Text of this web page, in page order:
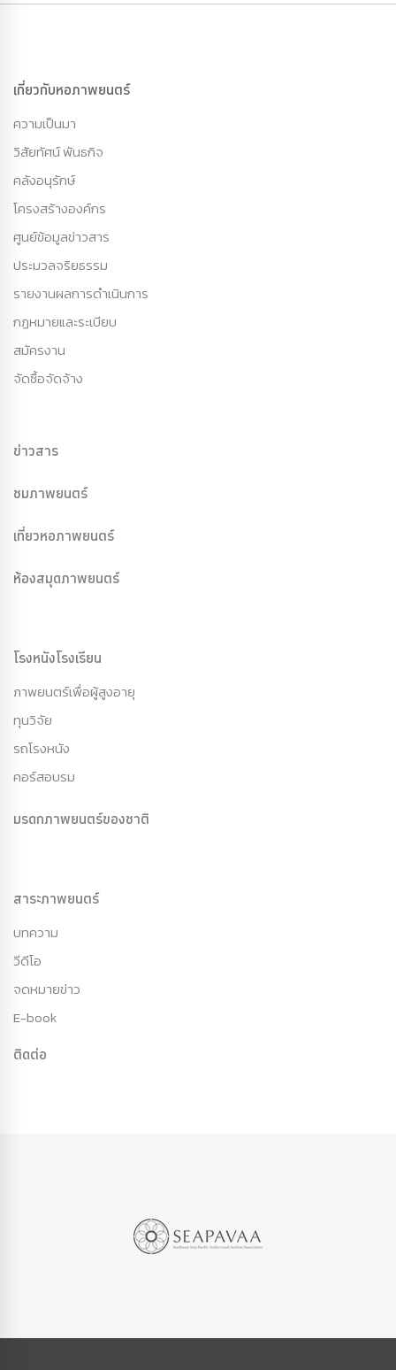
เกี่ยวกับหอภาพยนตร์
ความเป็นมา
วิสัยทัศน์ พันธกิจ
คลังอนุรักษ์
โครงสร้างองค์กร
ศูนย์ข้อมูลข่าวสาร
ประมวลจริยธรรม
รายงานผลการดำเนินการ
กฏหมายและระเบียบ
สมัครงาน
จัดซื้อจัดจ้าง
ข่าวสาร
ชมภาพยนตร์
เที่ยวหอภาพยนตร์
ห้องสมุดภาพยนตร์
โรงหนังโรงเรียน
ภาพยนตร์เพื่อผู้สูงอายุ
ทุนวิจัย
รถโรงหนัง
คอร์สอบรม
มรดกภาพยนตร์ของชาติ
สาระภาพยนตร์
บทความ
วีดีโอ
จดหมายข่าว
E-book
ติดต่อ